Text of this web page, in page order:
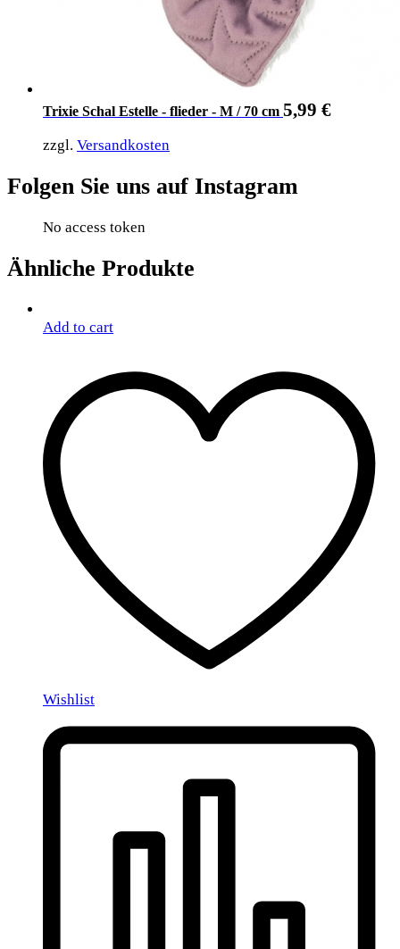
Trixie Schal Estelle - flieder - M / 70 cm 5,99 €
zzgl. Versandkosten
Folgen Sie uns auf Instagram
No access token
Ähnliche Produkte
Add to cart
Wishlist